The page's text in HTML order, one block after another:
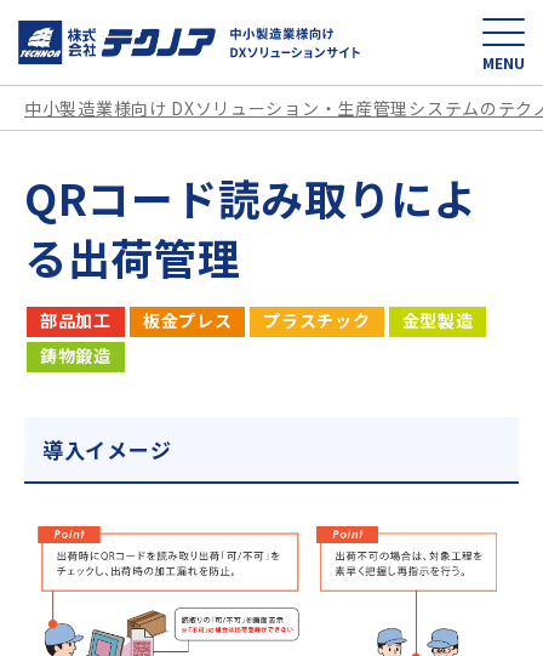
中小製造業様向け
MENU
中小製造業様向け DXソリューション・生産管理システムのテク
QRコード読み取りによ
る出荷管理
部品加工 板金プレス プラスチック
金型製造
鋳物鍛造
導入イメージ